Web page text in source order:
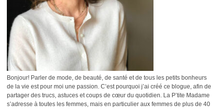
Bonjour! Parler de mode, de beauté, de santé et de tous les petits bonheurs
de la vie est pour moi une passion. C’est pourquoi j’ai créé ce blogue, afin de
partager des trucs, astuces et coups de cœur du quotidien. La P’tite Madame
s’adresse à toutes les femmes, mais en particulier aux femmes de plus de 40